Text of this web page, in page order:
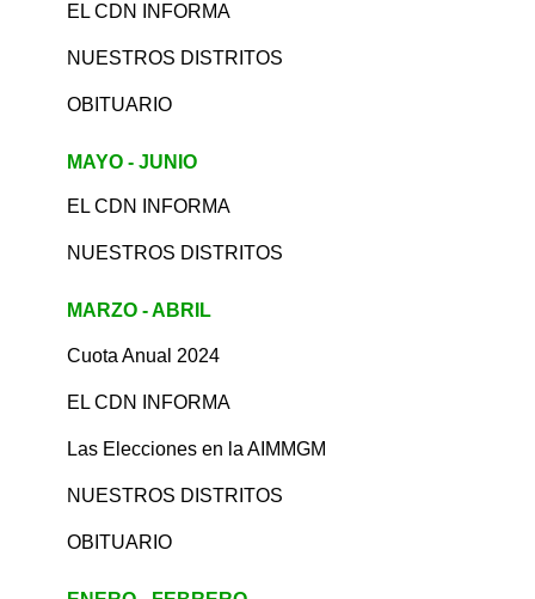
EL CDN INFORMA
NUESTROS DISTRITOS
OBITUARIO
MAYO - JUNIO
EL CDN INFORMA
NUESTROS DISTRITOS
MARZO - ABRIL
Cuota Anual 2024
EL CDN INFORMA
Las Elecciones en la AIMMGM
NUESTROS DISTRITOS
OBITUARIO